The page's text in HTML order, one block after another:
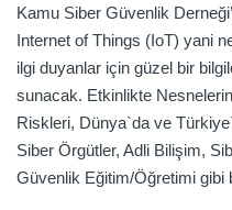
Kamu Siber Güvenlik
Internet of Things (IoT) yani
ilgi duyanlar için güzel bir
sunacak. Etkinlikte
Riskleri, Dünya`da ve
Siber Örgütler, Adli Bilişim,
Güvenlik Eğitim/Öğretimi gibi